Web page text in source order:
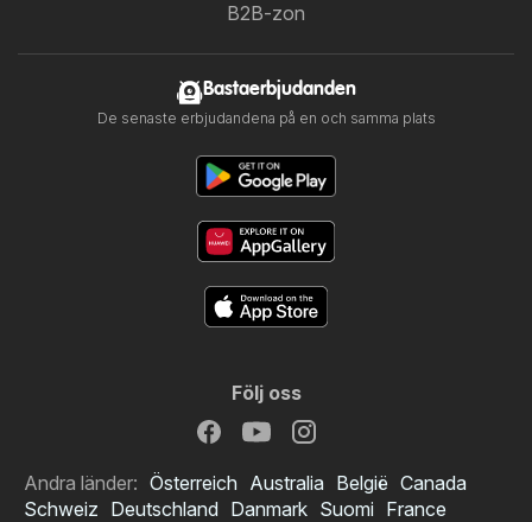
B2B-zon
Bastaerbjudanden
De senaste erbjudandena på en och samma plats
Följ oss
Andra länder: Österreich Australia België Canada
Schweiz Deutschland Danmark Suomi France